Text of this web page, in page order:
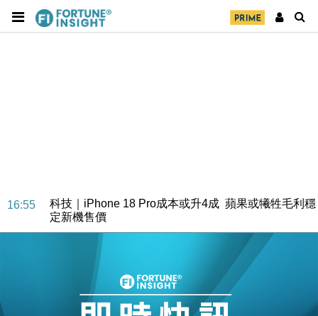
16:55
科技｜iPhone 18 Pro成本或升4成 蘋果或犧牲毛利穩
定新機售價
本地｜香港迪拜下月10日合辦氣候金融會議
財經｜大摩削老鋪黃金目標價至505元 惟維持「增
本地｜華嫂冰室太子店涉提供失實資料 遭禁申請輸入